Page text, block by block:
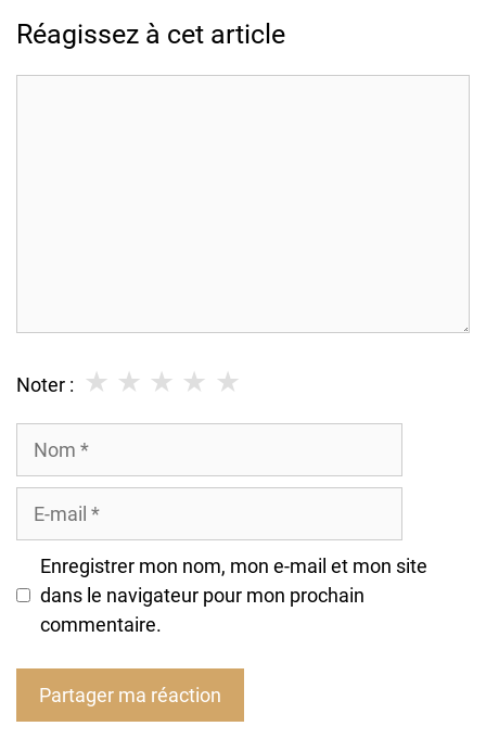
Réagissez à cet article
Noter : ★
★
★
★
★
Enregistrer mon nom, mon e-mail et mon site
dans le navigateur pour mon prochain
commentaire.